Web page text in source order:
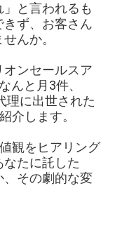
と言われるも
ず、お客さん
んか。
ンセールスア
んと月3件、
理に出世された
介します。
観をヒアリング
たに託した
その劇的な変